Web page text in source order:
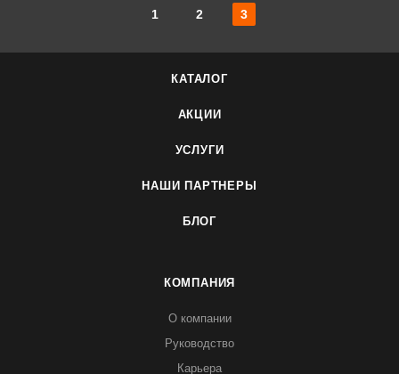
1 2 3
КАТАЛОГ
АКЦИИ
УСЛУГИ
НАШИ ПАРТНЕРЫ
БЛОГ
КОМПАНИЯ
О компании
Руководство
Карьера